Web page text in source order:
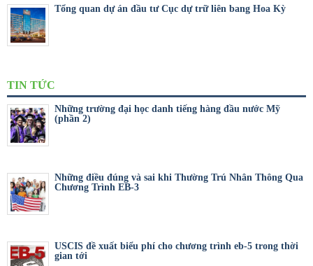
Tổng quan dự án đầu tư Cục dự trữ liên bang Hoa Kỳ
TIN TỨC
Những trường đại học danh tiếng hàng đầu nước Mỹ
(phần 2)
Những điều đúng và sai khi Thường Trú Nhân Thông Qua
Chương Trình EB-3
USCIS đề xuất biểu phí cho chương trình eb-5 trong thời
gian tới